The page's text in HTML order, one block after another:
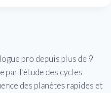
pro depuis plus de 9
par l’étude des cycles
des planètes rapides et